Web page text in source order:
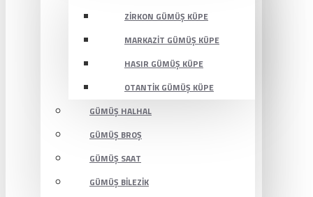
ZIRKON GÜMÜŞ KÜPE
MARKAZIT GÜMÜŞ KÜPE
HASIR GÜMÜŞ KÜPE
OTANTIK GÜMÜŞ KÜPE
GÜMÜŞ HALHAL
GÜMÜŞ BROŞ
GÜMÜŞ SAAT
GÜMÜŞ BILEZIK